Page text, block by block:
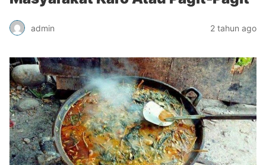
admin 2 tahun ago